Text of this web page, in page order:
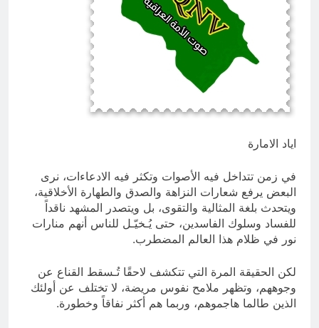
انتهت الحرب… لكن لم ينتهي
الموت
اياد الامارة
في زمن تتداخل فيه الأصوات وتكثر فيه الادعاءات، نرى
البعض يرفع شعارات النزاهة والصدق والطهارة الأخلاقية،
ويتحدث بلغة المثالية والتقوى، بل ويتصدر المشهد ناقداً
للفساد وسلوك الفاسدين، حتى يُـخيّـل للناس أنهم منارات
نور في ظلام هذا العالم المضطرب.
لكن الحقيقة المرة التي تتكشف لاحقًا تُـسقط القناع عن
وجوههم، وتظهر ملامح نفوس مريضة، لا تختلف عن أولئك
الذين طالما هاجموهم، وربما هم أكثر نفاقاً وخطورة.